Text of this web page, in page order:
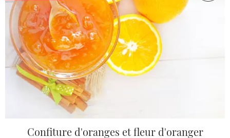
Confiture d'oranges et fleur d'oranger